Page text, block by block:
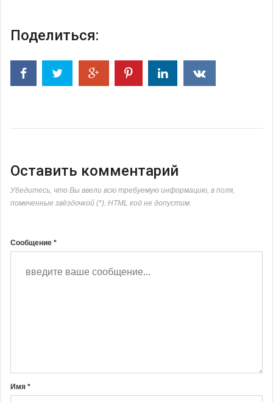
Поделиться:
Оставить комментарий
Убедитесь, что Вы ввели всю требуемую информацию, в поля,
помеченные звёздочкой (*). HTML код не допустим.
Сообщение *
Имя *